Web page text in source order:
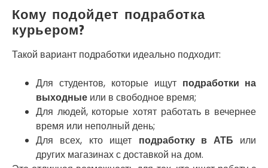
Кому подойдет подработка
курьером?
Такой вариант подработки идеально подходит:
Для студентов, которые ищут подработки на
выходные или в свободное время;
Для людей, которые хотят работать в вечернее
время или неполный день;
Для всех, кто ищет подработку в АТБ или
других магазинах с доставкой на дом.
Обухов
Обуховка
Одесса
Острог
Павлоград
Переяслав
Первомайск
Песочин
Петриков
Петропавловская Борщаговка
Подгородное
Погребы